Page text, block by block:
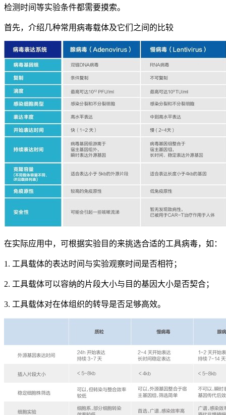
检测时间等实验条件都需要摸索。
首先，介绍几种常用病毒载体及它们之间的比较
在实际应用中，可根据实验目的来挑选合适的工具病毒，如：
1. 工具载体的表达时间与实验观察时间是否相符；
2. 工具载体可以容纳的片段大小与目的基因大小是否契合；
3. 工具载体对在体组织的转导是否足够高效。